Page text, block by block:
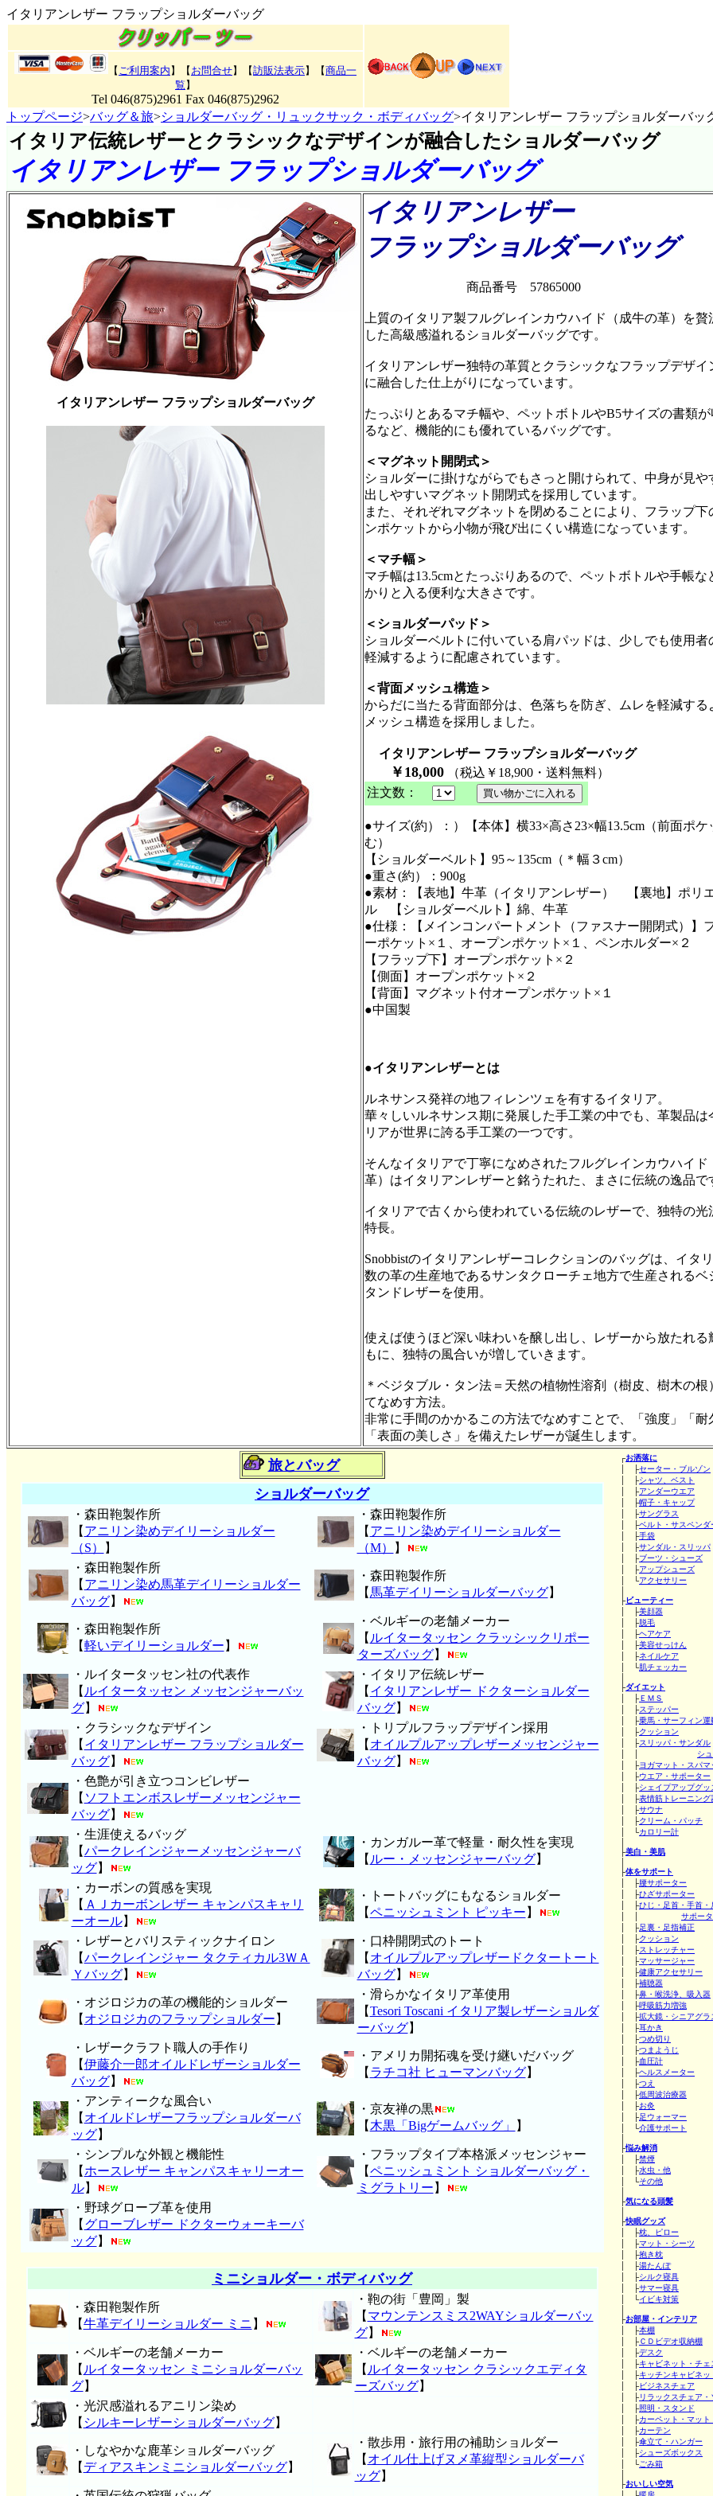
イタリアンレザー フラップショルダーバッグ
【 ご利用案内 】【 お問合せ】【訪販法表示】 【商品一
覧 】
Tel 046(875)2961 Fax 046(875)2962
トップページ>バッグ＆旅>ショルダーバッグ・リュックサック・ボディバッグ>イタリアンレザー フラップショルダーバッ
イタリア伝統レザーとクラシックなデザインが融合したショルダーバッグ
イタリアンレザー フラップショルダーバッグ
イタリアンレザー フラップショルダーバッグ
イタリアンレザー
フラップショルダーバッグ
商品番号 57865000
上質のイタリア製フルグレインカウハイド（成牛の革）を贅
した高級感溢れるショルダーバッグです。
イタリアンレザー独特の革質とクラシックなフラップデザイ
に融合した仕上がりになっています。
たっぷりとあるマチ幅や、ペットボトルやB5サイズの書類が
るなど、機能的にも優れているバッグです。
＜マグネット開閉式＞
ショルダーに掛けながらでもさっと開けられて、中身が見や
出しやすいマグネット開閉式を採用しています。
また、それぞれマグネットを閉めることにより、フラップ下
ンポケットから小物が飛び出にくい構造になっています。
＜マチ幅＞
マチ幅は13.5cmとたっぷりあるので、ペットボトルや手帳な
かりと入る便利な大きさです。
＜ショルダーパッド＞
ショルダーベルトに付いている肩パッドは、少しでも使用者
軽減するように配慮されています。
＜背面メッシュ構造＞
からだに当たる背面部分は、色落ちを防ぎ、ムレを軽減する
メッシュ構造を採用しました。
イタリアンレザー フラップショルダーバッグ
￥ 18,000
（税込￥18,900・送料無料）
注文数：
●サイズ(約）：）【本体】横33×高さ23×幅13.5cm（前面ポケ
む）
【ショルダーベルト】95～135cm（＊幅３cm）
●重さ(約）：900g
●素材：【表地】牛革（イタリアンレザー） 【裏地】ポリ
ル 【ショルダーベルト】綿、牛革
●仕様：【メインコンパートメント（ファスナー開閉式）】
ーポケット×１、オープンポケット×１、ペンホルダー×２
【フラップ下】オープンポケット×２
【側面】オープンポケット×２
【背面】マグネット付オープンポケット×１
●中国製
●イタリアンレザーとは
ルネサンス発祥の地フィレンツェを有するイタリア。
華々しいルネサンス期に発展した手工業の中でも、革製品は
リアが世界に誇る手工業の一つです。
そんなイタリアで丁寧になめされたフルグレインカウハイド
革）はイタリアンレザーと銘うたれた、まさに伝統の逸品で
イタリアで古くから使われている伝統のレザーで、独特の光
特長。
Snobbistのイタリアンレザーコレクションのバッグは、イタ
数の革の生産地であるサンタクローチェ地方で生産されるベ
タンドレザーを使用。
使えば使うほど深い味わいを醸し出し、レザーから放たれる
もに、独特の風合いが増していきます。
＊ベジタブル・タン法＝天然の植物性溶剤（樹皮、樹木の根
てなめす方法。
非常に手間のかかるこの方法でなめすことで、「強度」「耐
「表面の美しさ」を備えたレザーが誕生します。
旅とバッグ ┌お洒落に
│ ├セーター・ブルゾン
│ ├シャツ、ベスト
│ ├アンダーウエア
│ ├帽子・キャップ
│ ├サングラス
│ ├ベルト・サスペンダ
│ ├手袋
│ ├サンダル・スリッパ
│ ├ブーツ・シューズ
│ ├アップシューズ
│ └アクセサリー
├ビューティー
│ ├美顔器
│ ├脱毛
│ ├ヘアケア
│ ├美容せっけん
│ ├ネイルケア
│ └肌チェッカー
├ダイエット
│ ├ＥＭＳ
│ ├ステッパー
│ ├乗馬・サーフィン運
│ ├クッション
│ ├スリッパ・サンダル
シ
│ ├ヨガマット・スパマ
│ ├ウエア・サポーター
│ ├シェイプアップグッ
│ ├表情筋トレーニング
│ ├サウナ
│ ├クリーム・パッチ
│ └カロリー計
├美白・美肌
├体をサポート
│ ├腰サポーター
│ ├ひざサポーター
│ ├ひじ・足首・手首・
サポー
│ ├足裏・足指補正
│ ├クッション
│ ├ストレッチャー
│ ├マッサージャー
│ ├健康アクセサリー
│ ├補聴器
│ ├鼻・喉洗浄、吸入器
│ ├呼吸筋力増強
│ ├拡大鏡・シニアグラ
│ ├耳かき
│ ├つめ切り
│ ├つまようじ
│ ├血圧計
│ ├ヘルスメーター
│ ├つえ
│ ├低周波治療器
│ ├お灸
│ ├足ウォーマー
│ └介護サポート
├悩み解消
│ ├禁煙
│ ├水虫・他
│ └その他
├気になる頭髪
├快眠グッズ
│ ├枕、ピロー
│ ├マット・シーツ
│ ├抱き枕
│ ├湯たんぽ
│ ├シルク寝具
│ ├サマー寝具
│ └イビキ対策
├お部屋・インテリア
│ ├本棚
│ ├ＣＤビデオ収納棚
│ ├デスク
│ ├キャビネット・チェ
│ ├キッチンキャビネッ
│ ├ビジネスチェア
│ ├リラックスチェア・
│ ├照明・スタンド
│ ├カーペット・マット
│ ├カーテン
│ ├傘立て・ハンガー
│ ├シューズボックス
│ └ごみ箱
├おいしい空気
ショルダーバッグ
・森田鞄製作所
【 アニリン染めデイリーショルダー
（S）
】
・森田鞄製作所
【 アニリン染めデイリーショルダー
（M）
】
・森田鞄製作所
【 アニリン染め馬革デイリーショルダー
バッグ】
・森田鞄製作所
【 馬革デイリーショルダーバッグ】
・森田鞄製作所
【軽いデイリーショルダー 】
・ベルギーの老舗メーカー
【 ルイタータッセン クラッシックリポー
ターズバッグ】
・ルイタータッセン社の代表作
【 ルイタータッセン メッセンジャーバッ
グ】
・イタリア伝統レザー
【 イタリアンレザー ドクターショルダー
バッグ】
・クラシックなデザイン
【 イタリアンレザー フラップショルダー
バッグ】
・トリプルフラップデザイン採用
【 オイルプルアップレザーメッセンジャー
バッグ】
・色艶が引き立つコンビレザー
【 ソフトエンボスレザーメッセンジャー
バッグ】
・生涯使えるバッグ
【パークレインジャーメッセンジャーバ
ッグ】
・カンガルー革で軽量・耐久性を実現
【 ルー・メッセンジャーバッグ】
・カーボンの質感を実現
【 ＡＪカーボンレザー キャンパスキャリ
ーオール】
・トートバッグにもなるショルダー
【ペニッシュミント ピッキー 】
・レザーとバリスティックナイロン
【パークレインジャー タクティカル3ＷＡ
Ｙバッグ】
・口枠開閉式のトート
【 オイルプルアップレザードクタートート
バッグ】
・オジロジカの革の機能的ショルダー
【 オジロジカのフラップショルダー 】
・滑らかなイタリア革使用
【Tesori Toscani イタリア製レザーショルダ
ーバッグ】
・レザークラフト職人の手作り
【伊藤介一郎オイルドレザーショルダー
バッグ】
・アメリカ開拓魂を受け継いだバッグ
【 ラチコ社 ヒューマンバッグ】
・アンティークな風合い
【 オイルドレザーフラップショルダーバ
ッグ】
・京友禅の黒
【 木黒「Bigゲームバッグ」 】
・シンプルな外観と機能性
【 ホースレザー キャンパスキャリーオー
ル】
・フラップタイプ本格派メッセンジャー
【ペニッシュミント ショルダーバッグ・
ミグラトリー 】
・野球グローブ革を使用
【 グローブレザー ドクターウォーキーバ
ッグ】
ミニショルダー・ボディバッグ
・森田鞄製作所
【牛革デイリーショルダー ミニ 】
・鞄の街「豊岡」製
【 マウンテンスミス2WAYショルダーバッ
グ】
・ベルギーの老舗メーカー
【 ルイタータッセン ミニショルダーバッ
グ】
・ベルギーの老舗メーカー
【 ルイタータッセン クラシックエディタ
ーズバッグ】
・光沢感溢れるアニリン染め
【 シルキーレザーショルダーバッグ】
・しなやかな鹿革ショルダーバッグ
【 ディアスキンミニショルダーバッグ】
・散歩用・旅行用の補助ショルダー
【 オイル仕上げヌメ革縦型ショルダーバ
ッグ】